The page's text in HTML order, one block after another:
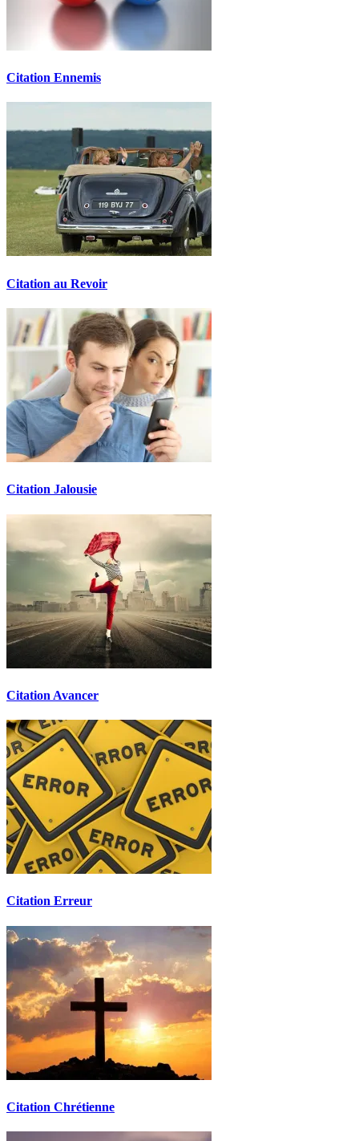
Citation Ennemis
Citation au Revoir
Citation Jalousie
Citation Avancer
Citation Erreur
Citation Chrétienne